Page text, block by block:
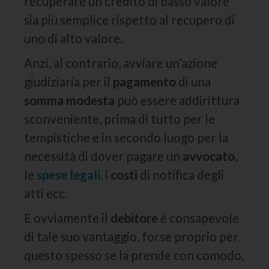
sia più semplice rispetto al recupero di
uno di alto valore.
Anzi, al contrario, avviare un’azione
giudiziaria per il pagamento di una
somma modesta può essere addirittura
sconveniente, prima di tutto per le
tempistiche e in secondo luogo per la
necessità di dover pagare un avvocato,
le spese legali, i costi di notifica degli
atti ecc.
E ovviamente il debitore è consapevole
di tale suo vantaggio, forse proprio per
questo spesso se la prende con comodo,